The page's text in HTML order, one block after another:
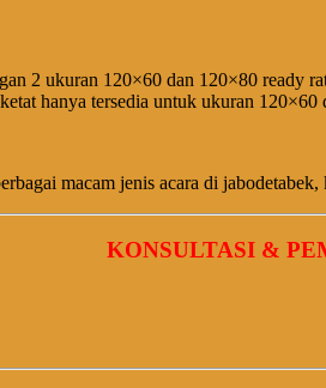
2 ukuran 120×60 dan 120×80 ready
hanya tersedia untuk ukuran
macam jenis acara di
KONSULTASI &